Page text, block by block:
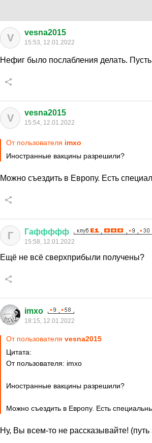
V vesna2015
15:53, 12.01.2022
Нефиг было послабления делать.
V vesna2015
15:54, 12.01.2022
От пользователя imxo
Иностранные вакцины разрешили?
Можно съездить в Европу. Есть
Г Гаффффф
15:58, 12.01.2022
Ещё не всё сверхприбыли получены?
imxo
18:15, 12.01.2022
От пользователя vesna2015
Цитата:
От пользователя: imxo
Иностранные вакцины разрешили?
Можно съездить в Европу. Есть
Ну, Вы всем-то не рассказывайте!